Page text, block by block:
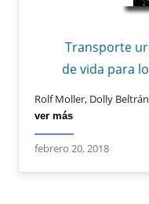
Transporte
de vida para
ver más
febrero 20, 2018